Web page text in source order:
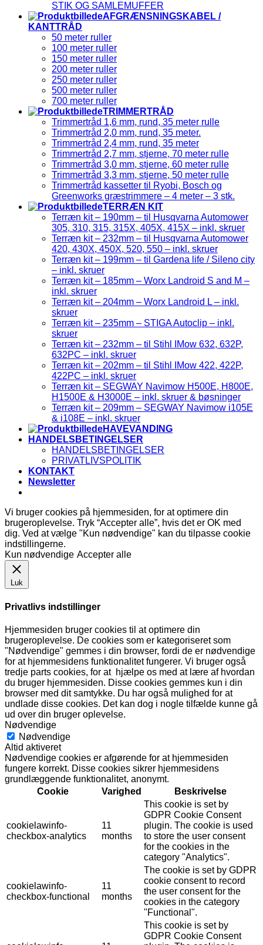
STIK OG SAMLEMUFFER
AFGRÆNSNINGSKABEL /
KANTTRÅD
50 meter ruller
100 meter ruller
150 meter ruller
200 meter ruller
250 meter ruller
500 meter ruller
700 meter ruller
TRIMMERTRÅD
Trimmertråd 1,6 mm, rund, 35 meter rulle
Trimmertråd 2,0 mm, rund, 35 meter.
Trimmertråd 2,4 mm, rund, 35 meter
Trimmertråd 2,7 mm, stjerne, 70 meter rulle
Trimmertråd 3,0 mm, stjerne, 60 meter rulle
Trimmertråd 3,3 mm, stjerne, 50 meter rulle
Trimmertråd kassetter til Ryobi, Bosch og
Greenworks græstrimmere – 4 meter – 3 stk.
TERRÆN KIT
Terræn kit – 190mm – til Husqvarna Automower
305, 310, 315, 315X, 405X, 415X – inkl. skruer
Terræn kit – 232mm – til Husqvarna Automower
420, 430X, 450X, 520, 550 – inkl. skruer
Terræn kit – 199mm – til Gardena life / Sileno city
– inkl. skruer
Terræn kit – 185mm – Worx Landroid S and M –
inkl. skruer
Terræn kit – 204mm – Worx Landroid L – inkl.
skruer
Terræn kit – 235mm – STIGA Autoclip – inkl.
skruer
Terræn kit – 232mm – til Stihl IMow 632, 632P,
632PC – inkl. skruer
Terræn kit – 202mm – til Stihl IMow 422, 422P,
422PC – inkl. skruer
Terræn kit – SEGWAY Navimow H500E, H800E,
H1500E & H3000E – inkl. skruer & bøsninger
Terræn kit – 209mm – SEGWAY Navimow i105E
& i108E – inkl. skruer
HAVEVANDING
HANDELSBETINGELSER
HANDELSBETINGELSER
PRIVATLIVSPOLITIK
KONTAKT
Newsletter
Vi bruger cookies på hjemmesiden, for at optimere din
brugeroplevelse. Tryk “Accepter alle”, hvis det er OK med
dig. Ved at vælge "Kun nødvendige" kan du tilpasse cookie
indstillingerne.
Kun nødvendige Accepter alle
Luk
Privatlivs indstillinger
Hjemmesiden bruger cookies til at optimere din
brugeroplevelse. De cookies som er kategoriseret som
"Nødvendige" gemmes i din browser, fordi de er nødvendige
for at hjemmesidens funktionalitet fungerer. Vi bruger også
tredje parts cookies, for at hjælpe os med at lære af hvordan
du bruger hjemmesiden. Disse cookies gemmes kun i din
browser med dit samtykke. Du har også mulighed for at
undlade disse cookies. Det kan dog i nogle tilfælde kunne gå
ud over din bruger oplevelse.
Nødvendige
Nødvendige
Altid aktiveret
Nødvendige cookies er afgørende for at hjemmesiden
fungere korrekt. Disse cookies sikrer hjemmesidens
grundlæggende funktionalitet, anonymt.
Cookie
Varighed Beskrivelse
cookielawinfo-
checkbox-analytics
11
months
This cookie is set by
GDPR Cookie Consent
plugin. The cookie is used
to store the user consent
for the cookies in the
category "Analytics".
cookielawinfo-
checkbox-functional
11
months
The cookie is set by GDPR
cookie consent to record
the user consent for the
cookies in the category
"Functional".
This cookie is set by
GDPR Cookie Consent